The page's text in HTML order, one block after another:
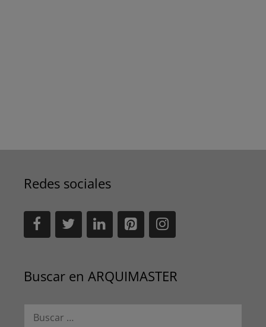
Redes sociales
Buscar en ARQUIMASTER